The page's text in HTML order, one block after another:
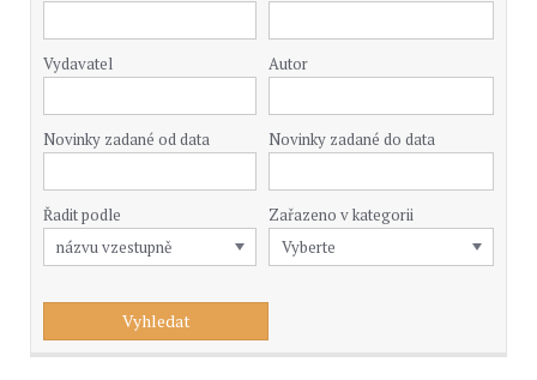
Vydavatel Autor
Novinky zadané od data Novinky zadané do data
Řadit podle Zařazeno v kategorii